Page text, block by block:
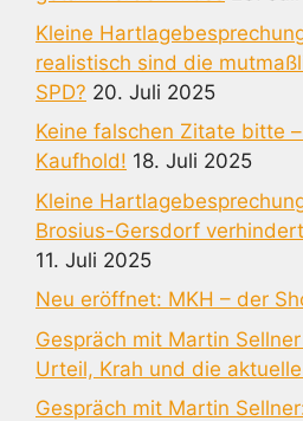
Kleine
realistisch sind die
SPD? 20. Juli 2025
Keine falschen Zitate bitte
Kaufhold! 18. Juli 2025
Kleine
Brosius-Gersdorf
11. Juli 2025
Neu eröffnet: MKH – der
Gespräch mit Martin
Urteil, Krah und die
Gespräch mit Martin